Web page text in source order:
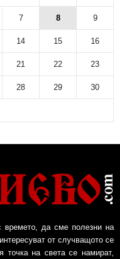
7 8 9
14 15 16
21 22 23
28 29 30
времето, да сме полезни на
от случващото се
точка на света се намират,